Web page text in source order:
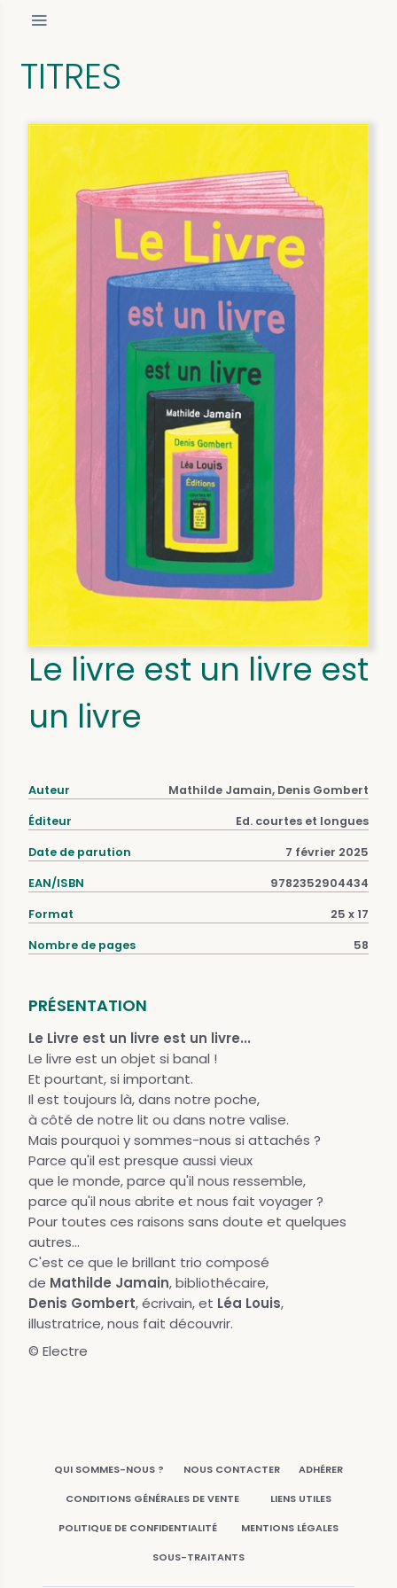
TITRES
Le livre est un livre est
un livre
Auteur Mathilde Jamain, Denis Gombert
Éditeur Ed. courtes et longues
Date de parution 7 février 2025
EAN/ISBN 9782352904434
Format 25 x 17
Nombre de pages 58
PRÉSENTATION
Le Livre est un livre est un livre...
Le livre est un objet si banal !
Et pourtant, si important.
Il est toujours là, dans notre poche,
à côté de notre lit ou dans notre valise.
Mais pourquoi y sommes-nous si attachés ?
Parce qu'il est presque aussi vieux
que le monde, parce qu'il nous ressemble,
parce qu'il nous abrite et nous fait voyager ?
Pour toutes ces raisons sans doute et quelques
autres...
C'est ce que le brillant trio composé
de Mathilde Jamain, bibliothécaire,
Denis Gombert, écrivain, et Léa Louis,
illustratrice, nous fait découvrir.
© Electre
QUI SOMMES-NOUS ? NOUS CONTACTER ADHÉRER
CONDITIONS GÉNÉRALES DE VENTE LIENS UTILES
POLITIQUE DE CONFIDENTIALITÉ MENTIONS LÉGALES
SOUS-TRAITANTS